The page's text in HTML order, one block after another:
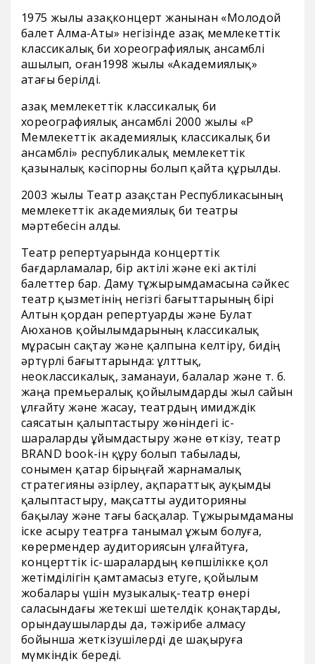
1975 жылы Қазақконцерт жанынан «Молодой
балет Алма-Аты» негізінде Қазақ мемлекеттік
классикалық би хореографиялық ансамблі
ашылып, оған1998 жылы «Академиялық»
атағы берілді.
Қазақ мемлекеттік классикалық би
хореографиялық ансамблі 2000 жылы «ҚР
Мемлекеттік академиялық классикалық би
ансамблі» республикалық мемлекеттік
қазыналық кәсіпорны болып қайта құрылды.
2003 жылы Театр Қазақстан Республикасының
мемлекеттік академиялық би театры
мәртебесін алды.
Театр репертуарында концерттік
бағдарламалар, бір актілі және екі актілі
балеттер бар. Даму тұжырымдамасына сәйкес
театр қызметінің негізгі бағыттарының бірі
Алтын қордан репертуарды және Булат
Аюханов қойылымдарының классикалық
мұрасын сақтау және қалпына келтіру, бидің
әртүрлі бағыттарында: ұлттық,
неоклассикалық, заманауи, балалар және т. б.
жаңа премьералық қойылымдарды жыл сайын
ұлғайту және жасау, театрдың имидждік
саясатын қалыптастыру жөніндегі іс-
шараларды ұйымдастыру және өткізу, театр
BRAND book-ін құру болып табылады,
сонымен қатар бірыңғай жарнамалық
стратегияны әзірлеу, ақпараттық ауқымды
қалыптастыру, мақсатты аудиторияны
бақылау және тағы басқалар. Тұжырымдаманы
іске асыру театрға танымал ұжым болуға,
көрермендер аудиториясын ұлғайтуға,
концерттік іс-шаралардың көпшілікке қол
жетімділігін қамтамасыз етуге, қойылым
жобалары үшін музыкалық-театр өнері
саласындағы жетекші шетелдік қонақтарды,
орындаушыларды да, тәжірибе алмасу
бойынша жеткізушілерді де шақыруға
мүмкіндік береді.